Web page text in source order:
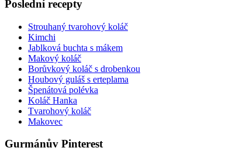
Poslední recepty
Strouhaný tvarohový koláč
Kimchi
Jablková buchta s mákem
Makový koláč
Borůvkový koláč s drobenkou
Houbový guláš s erteplama
Špenátová polévka
Koláč Hanka
Tvarohový koláč
Makovec
Gurmánův Pinterest